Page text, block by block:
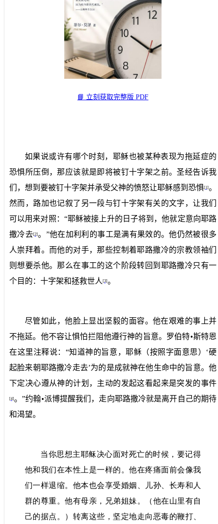
📘 立刻获取完整版 PDF
如果说或许有哪个时刻，耶稣也被某种表现为拖延症的
恐惧所压倒，那应该就是即将被钉十字架之前。圣经告诉我
们，想到要被钉十字架并承受父神的愤怒让耶稣感到恐惧[1]。
然而，路加也记叙了另一段与钉十字架有关的文字，让我们
可以用来对照：“耶稣被接上升的日子将到，他就定意向耶路
撒冷去[2]。”他在加利利的事工是满有果效的。他仍然被很多
人崇拜着。而他的对手，那些控制着耶路撒冷的宗教领袖们
则想要杀他。那么在事工的这个阶段转回到耶路撒冷只有一
个目的：十字架和拯救世人 [3]。
尽管如此，他脸上显出坚毅的面容。他在艰难的事上并
不拖延。他不容让惧怕拦阻他遵行神的旨意。罗伯特•斯特恩
在这里注释说：“知道神的旨意，耶稣（按照字面意思） ‘硬
起脸来朝耶路撒冷走去’为的是成就神在他生命中的旨意。他
下定决心遵从神的计划，主动的发起这看起来是突发的事件
[4]。”约翰•派博提醒我们，走向耶路撒冷就是离开自己的期待
和渴望。
当你思想主耶稣决心面对死亡的时候，要记得
他和我们在本性上是一样的。他在疼痛面前会像我
们一样退缩。他本也会享受婚姻、儿孙、长寿和人
群的尊重。他有母亲，兄弟姐妹。（他在山里有自
己的据点。）转离这些，坚定地走向恶毒的鞭打、